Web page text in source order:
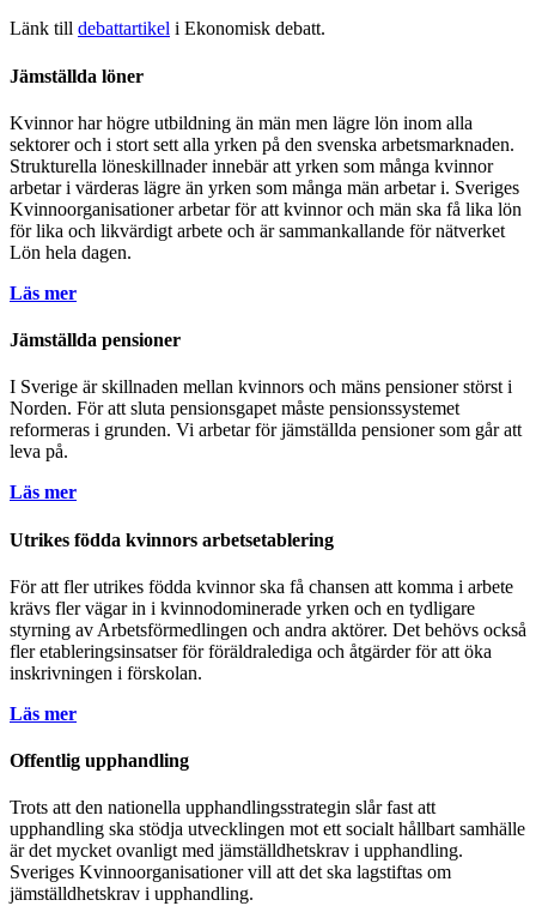
Länk till debattartikel i Ekonomisk debatt.
Jämställda löner
Kvinnor har högre utbildning än män men lägre lön inom alla
sektorer och i stort sett alla yrken på den svenska arbetsmarknaden.
Strukturella löneskillnader innebär att yrken som många kvinnor
arbetar i värderas lägre än yrken som många män arbetar i. Sveriges
Kvinnoorganisationer arbetar för att kvinnor och män ska få lika lön
för lika och likvärdigt arbete och är sammankallande för nätverket
Lön hela dagen.
Läs mer
Jämställda pensioner
I Sverige är skillnaden mellan kvinnors och mäns pensioner störst i
Norden. För att sluta pensionsgapet måste pensionssystemet
reformeras i grunden. Vi arbetar för jämställda pensioner som går att
leva på.
Läs mer
Utrikes födda kvinnors arbetsetablering
För att fler utrikes födda kvinnor ska få chansen att komma i arbete
krävs fler vägar in i kvinnodominerade yrken och en tydligare
styrning av Arbetsförmedlingen och andra aktörer. Det behövs också
fler etableringsinsatser för föräldralediga och åtgärder för att öka
inskrivningen i förskolan.
Läs mer
Offentlig upphandling
Trots att den nationella upphandlingsstrategin slår fast att
upphandling ska stödja utvecklingen mot ett socialt hållbart samhälle
är det mycket ovanligt med jämställdhetskrav i upphandling.
Sveriges Kvinnoorganisationer vill att det ska lagstiftas om
jämställdhetskrav i upphandling.